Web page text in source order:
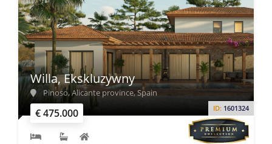
€ 475.000 ID: 1601324
Willa, Ekskluzywny
Pinoso, Alicante province, Spain